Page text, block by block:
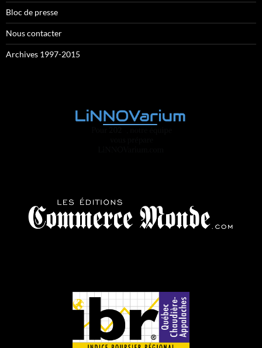
Bloc de presse
Nous contacter
Archives 1997-2015